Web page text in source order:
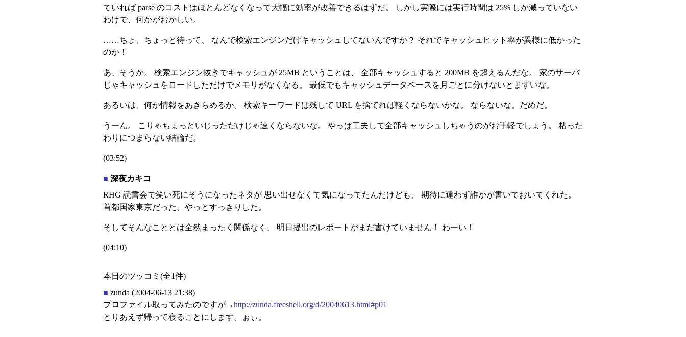
ていれば parse のコストはほとんどなくなって大幅に効率が改善できるはずだ。 しかし実際には実行時間は 25% しか減っていない
わけで、何かがおかしい。
……ちょ、ちょっと待って、 なんで検索エンジンだけキャッシュしてないんですか？ それでキャッシュヒット率が異様に低かった
のか！
あ、そうか。 検索エンジン抜きでキャッシュが 25MB ということは、 全部キャッシュすると 200MB を超えるんだな。 家のサーバ
じゃキャッシュをロードしただけでメモリがなくなる。 最低でもキャッシュデータベースを月ごとに分けないとまずいな。
あるいは、何か情報をあきらめるか。 検索キーワードは残して URL を捨てれば軽くならないかな。 ならないな。だめだ。
うーん。 こりゃちょっといじっただけじゃ速くならないな。 やっぱ工夫して全部キャッシュしちゃうのがお手軽でしょう。 粘った
わりにつまらない結論だ。
(03:52)
■ 深夜カキコ
RHG 読書会で笑い死にそうになったネタが 思い出せなくて気になってたんだけども、 期待に違わず誰かが書いておいてくれた。
首都国家東京だった。やっとすっきりした。
そしてそんなこととは全然まったく関係なく、 明日提出のレポートがまだ書けていません！ わーい！
(04:10)
本日のツッコミ(全1件)
■ zunda (2004-06-13 21:38)
プロファイル取ってみたのですが→http://zunda.freeshell.org/d/20040613.html#p01
とりあえず帰って寝ることにします。ぉぃ。